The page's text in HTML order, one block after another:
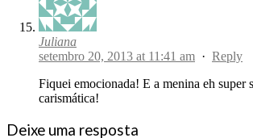
Juliana
setembro 20, 2013 at 11:41 am · Reply
Fiquei emocionada! E a menina eh super
carismática!
Deixe uma resposta